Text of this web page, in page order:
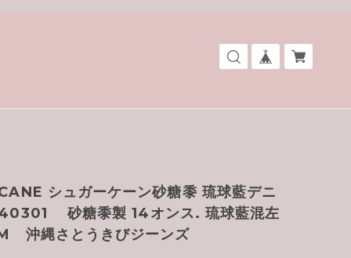
シュガーケーン砂糖黍 琉球藍デニ
砂糖黍製 14オンス. 琉球藍混左
沖縄さとうきびジーンズ